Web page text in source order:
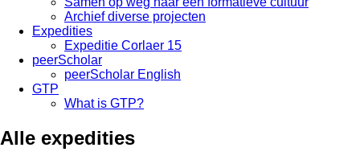
Archief diverse projecten
Expedities
Expeditie Corlaer 15
peerScholar
peerScholar English
GTP
What is GTP?
Alle expedities